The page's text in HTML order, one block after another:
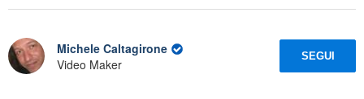
Michele Caltagirone
Video Maker
SEGUI